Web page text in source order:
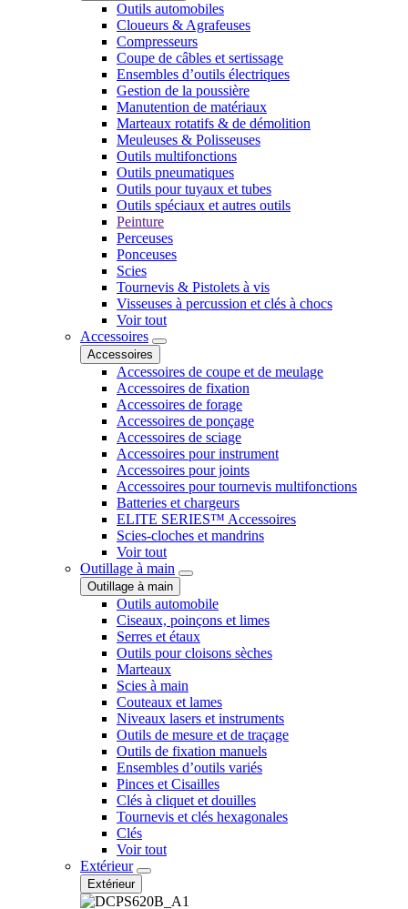
Outils automobiles
Cloueurs & Agrafeuses
Compresseurs
Coupe de câbles et sertissage
Ensembles d’outils électriques
Gestion de la poussière
Manutention de matériaux
Marteaux rotatifs & de démolition
Meuleuses & Polisseuses
Outils multifonctions
Outils pneumatiques
Outils pour tuyaux et tubes
Outils spéciaux et autres outils
Peinture
Perceuses
Ponceuses
Scies
Tournevis & Pistolets à vis
Visseuses à percussion et clés à chocs
Voir tout
Accessoires
Accessoires
Accessoires de coupe et de meulage
Accessoires de fixation
Accessoires de forage
Accessoires de ponçage
Accessoires de sciage
Accessoires pour instrument
Accessoires pour joints
Accessoires pour tournevis multifonctions
Batteries et chargeurs
ELITE SERIES™ Accessoires
Scies-cloches et mandrins
Voir tout
Outillage à main
Outillage à main
Outils automobile
Ciseaux, poinçons et limes
Serres et étaux
Outils pour cloisons sèches
Marteaux
Scies à main
Couteaux et lames
Niveaux lasers et instruments
Outils de mesure et de traçage
Outils de fixation manuels
Ensembles d’outils variés
Pinces et Cisailles
Clés à cliquet et douilles
Tournevis et clés hexagonales
Clés
Voir tout
Extérieur
Extérieur